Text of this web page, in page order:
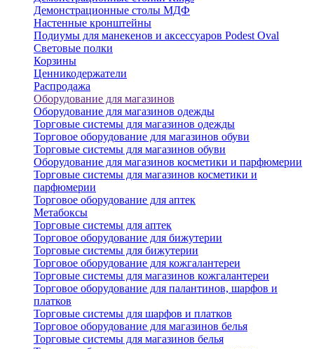
Демонстрационные столы МДФ
Настенные кронштейны
Подиумы для манекенов и аксессуаров Podest Oval
Световые полки
Корзины
Ценникодержатели
Распродажа
Оборудование для магазинов
Оборудование для магазинов одежды
Торговые системы для магазинов одежды
Торговое оборудование для магазинов обуви
Торговые системы для магазинов обуви
Оборудование для магазинов косметики и парфюмерии
Торговые системы для магазинов косметики и
парфюмерии
Торговое оборудование для аптек
Метабоксы
Торговые системы для аптек
Торговое оборудование для бижутерии
Торговые системы для бижутерии
Торговое оборудование для кожгалантереи
Торговые системы для магазинов кожгалантереи
Торговое оборудование для палантинов, шарфов и
платков
Торговые системы для шарфов и платков
Торговое оборудование для магазинов белья
Торговые системы для магазинов белья